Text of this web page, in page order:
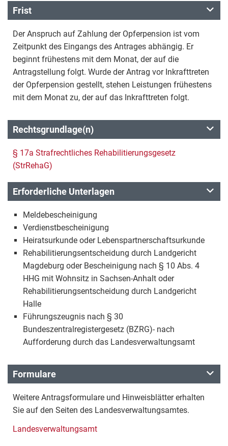
Frist
Der Anspruch auf Zahlung der Opferpension ist vom
Zeitpunkt des Eingangs des Antrages abhängig. Er
beginnt frühestens mit dem Monat, der auf die
Antragstellung folgt. Wurde der Antrag vor Inkrafttreten
der Opferpension gestellt, stehen Leistungen frühestens
mit dem Monat zu, der auf das Inkrafttreten folgt.
Rechtsgrundlage(n)
§ 17a Strafrechtliches Rehabilitierungsgesetz
(StrRehaG)
Erforderliche Unterlagen
Meldebescheinigung
Verdienstbescheinigung
Heiratsurkunde oder Lebenspartnerschaftsurkunde
Rehabilitierungsentscheidung durch Landgericht
Magdeburg oder Bescheinigung nach § 10 Abs. 4
HHG mit Wohnsitz in Sachsen-Anhalt oder
Rehabilitierungsentscheidung durch Landgericht
Halle
Führungszeugnis nach § 30
Bundeszentralregistergesetz (BZRG)- nach
Aufforderung durch das Landesverwaltungsamt
Formulare
Weitere Antragsformulare und Hinweisblätter erhalten
Sie auf den Seiten des Landesverwaltungsamtes.
Landesverwaltungsamt